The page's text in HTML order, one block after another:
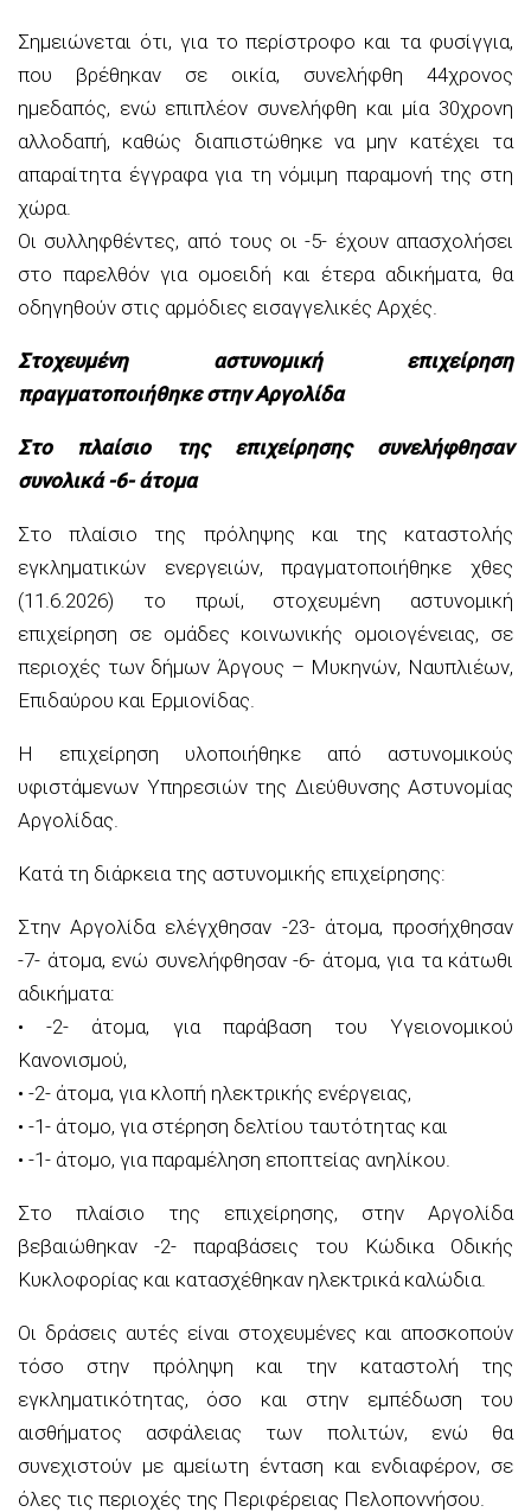
Σημειώνεται ότι, για το περίστροφο και τα φυσίγγια,
που βρέθηκαν σε οικία, συνελήφθη 44χρονος
ημεδαπός, ενώ επιπλέον συνελήφθη και μία 30χρονη
αλλοδαπή, καθώς διαπιστώθηκε να μην κατέχει τα
απαραίτητα έγγραφα για τη νόμιμη παραμονή της στη
χώρα.
Οι συλληφθέντες, από τους οι -5- έχουν απασχολήσει
στο παρελθόν για ομοειδή και έτερα αδικήματα, θα
οδηγηθούν στις αρμόδιες εισαγγελικές Αρχές.
Στοχευμένη αστυνομική επιχείρηση
πραγματοποιήθηκε στην Αργολίδα
Στο πλαίσιο της επιχείρησης συνελήφθησαν
συνολικά -6- άτομα
Στο πλαίσιο της πρόληψης και της καταστολής
εγκληματικών ενεργειών, πραγματοποιήθηκε χθες
(11.6.2026) το πρωί, στοχευμένη αστυνομική
επιχείρηση σε ομάδες κοινωνικής ομοιογένειας, σε
περιοχές των δήμων Άργους – Μυκηνών, Ναυπλιέων,
Επιδαύρου και Ερμιονίδας.
Η επιχείρηση υλοποιήθηκε από αστυνομικούς
υφιστάμενων Υπηρεσιών της Διεύθυνσης Αστυνομίας
Αργολίδας.
Κατά τη διάρκεια της αστυνομικής επιχείρησης:
Στην Αργολίδα ελέγχθησαν -23- άτομα, προσήχθησαν
-7- άτομα, ενώ συνελήφθησαν -6- άτομα, για τα κάτωθι
αδικήματα:
• -2- άτομα, για παράβαση του Υγειονομικού
Κανονισμού,
• -2- άτομα, για κλοπή ηλεκτρικής ενέργειας,
• -1- άτομο, για στέρηση δελτίου ταυτότητας και
• -1- άτομο, για παραμέληση εποπτείας ανηλίκου.
Στο πλαίσιο της επιχείρησης, στην Αργολίδα
βεβαιώθηκαν -2- παραβάσεις του Κώδικα Οδικής
Κυκλοφορίας και κατασχέθηκαν ηλεκτρικά καλώδια.
Οι δράσεις αυτές είναι στοχευμένες και αποσκοπούν
τόσο στην πρόληψη και την καταστολή της
εγκληματικότητας, όσο και στην εμπέδωση του
αισθήματος ασφάλειας των πολιτών, ενώ θα
συνεχιστούν με αμείωτη ένταση και ενδιαφέρον, σε
όλες τις περιοχές της Περιφέρειας Πελοποννήσου.